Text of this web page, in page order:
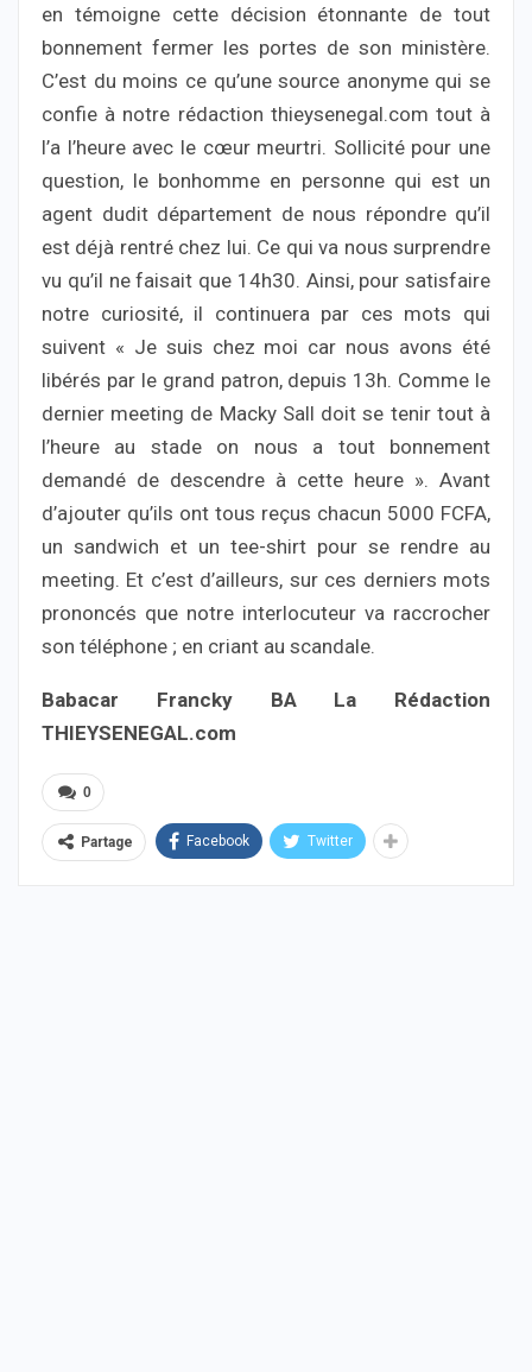
en témoigne cette décision étonnante de tout
bonnement fermer les portes de son ministère.
C’est du moins ce qu’une source anonyme qui se
confie à notre rédaction thieysenegal.com tout à
l’a l’heure avec le cœur meurtri. Sollicité pour une
question, le bonhomme en personne qui est un
agent dudit département de nous répondre qu’il
est déjà rentré chez lui. Ce qui va nous surprendre
vu qu’il ne faisait que 14h30. Ainsi, pour satisfaire
notre curiosité, il continuera par ces mots qui
suivent « Je suis chez moi car nous avons été
libérés par le grand patron, depuis 13h. Comme le
dernier meeting de Macky Sall doit se tenir tout à
l’heure au stade on nous a tout bonnement
demandé de descendre à cette heure ». Avant
d’ajouter qu’ils ont tous reçus chacun 5000 FCFA,
un sandwich et un tee-shirt pour se rendre au
meeting. Et c’est d’ailleurs, sur ces derniers mots
prononcés que notre interlocuteur va raccrocher
son téléphone ; en criant au scandale.
Babacar Francky BA La Rédaction
THIEYSENEGAL.com
0
Partage Facebook Twitter